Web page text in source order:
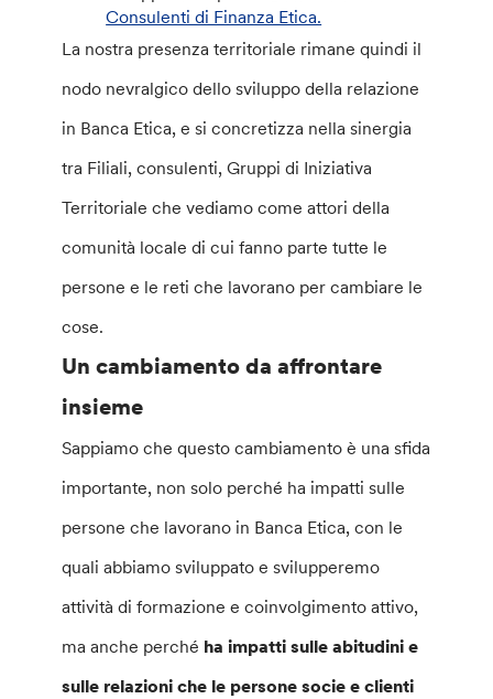
Consulenti di Finanza Etica.
La nostra presenza territoriale rimane quindi il
nodo nevralgico dello sviluppo della relazione
in Banca Etica, e si concretizza nella sinergia
tra Filiali, consulenti, Gruppi di Iniziativa
Territoriale che vediamo come attori della
comunità locale di cui fanno parte tutte le
persone e le reti che lavorano per cambiare le
cose.
Un cambiamento da affrontare
insieme
Sappiamo che questo cambiamento è una sfida
importante, non solo perché ha impatti sulle
persone che lavorano in Banca Etica, con le
quali abbiamo sviluppato e svilupperemo
attività di formazione e coinvolgimento attivo,
ma anche perché ha impatti sulle abitudini e
sulle relazioni che le persone socie e clienti